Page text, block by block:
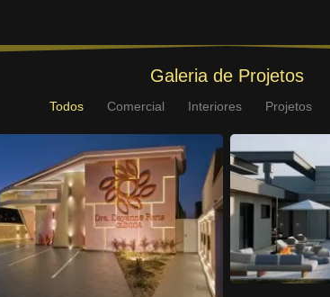
Galeria de Projetos
Todos Comercial Interiores Projetos